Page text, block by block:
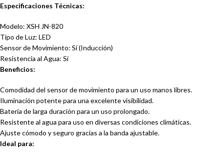
Especificaciones Técnicas:
Modelo: XSH JN-820
Tipo de Luz: LED
Sensor de Movimiento: Sí (Inducción)
Resistencia al Agua: Sí
Beneficios:
Comodidad del sensor de movimiento para un uso manos libres.
Iluminación potente para una excelente visibilidad.
Batería de larga duración para un uso prolongado.
Resistente al agua para uso en diversas condiciones climáticas.
Ajuste cómodo y seguro gracias a la banda ajustable.
Ideal para: